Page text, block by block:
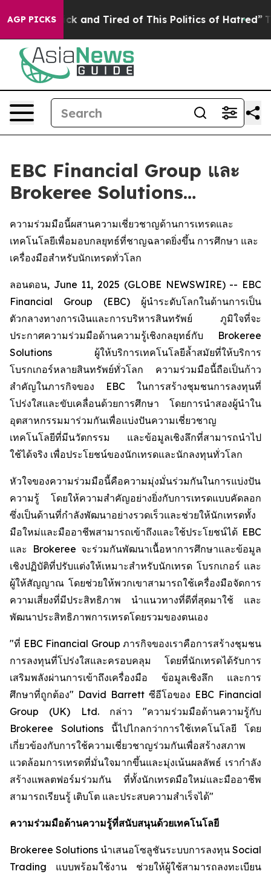
AGP PICKS
Sick and Tired of This Politics of Hatred” The
EBC Financial Group และ
Brokeree Solutions…
ความร่วมมือนี้ผสานความเชี่ยวชาญด้านการเทรดและ
เทคโนโลยีเพื่อมอบกลยุทธ์ที่ชาญฉลาดยิ่งขึ้น การศึกษา และ
เครื่องมือสำหรับนักเทรดทั่วโลก
ลอนดอน, June 11, 2025 (GLOBE NEWSWIRE) -- EBC
Financial Group (EBC) ผู้นำระดับโลกในด้านการเป็น
ตัวกลางทางการเงินและการบริหารสินทรัพย์ ภูมิใจที่จะ
ประกาศความร่วมมือด้านความรู้เชิงกลยุทธ์กับ Brokeree
Solutions ผู้ให้บริการเทคโนโลยีล้ำสมัยที่ให้บริการ
โบรกเกอร์หลายสินทรัพย์ทั่วโลก ความร่วมมือนี้ถือเป็นก้าว
สำคัญในภารกิจของ EBC ในการสร้างชุมชนการลงทุนที่
โปร่งใสและขับเคลื่อนด้วยการศึกษา โดยการนำสองผู้นำใน
อุตสาหกรรมมาร่วมกันเพื่อแบ่งปันความเชี่ยวชาญ
เทคโนโลยีที่มีนวัตกรรม และข้อมูลเชิงลึกที่สามารถนำไป
ใช้ได้จริง เพื่อประโยชน์ของนักเทรดและนักลงทุนทั่วโลก
หัวใจของความร่วมมือนี้คือความมุ่งมั่นร่วมกันในการแบ่งปัน
ความรู้ โดยให้ความสำคัญอย่างยิ่งกับการเทรดแบบคัดลอก
ซึ่งเป็นด้านที่กำลังพัฒนาอย่างรวดเร็วและช่วยให้นักเทรดทั้ง
มือใหม่และมืออาชีพสามารถเข้าถึงและใช้ประโยชน์ได้ EBC
และ Brokeree จะร่วมกันพัฒนาเนื้อหาการศึกษาและข้อมูล
เชิงปฏิบัติที่ปรับแต่งให้เหมาะสำหรับนักเทรด โบรกเกอร์ และ
ผู้ให้สัญญาณ โดยช่วยให้พวกเขาสามารถใช้เครื่องมือจัดการ
ความเสี่ยงที่มีประสิทธิภาพ นำแนวทางที่ดีที่สุดมาใช้ และ
พัฒนาประสิทธิภาพการเทรดโดยรวมของตนเอง
"ที่ EBC Financial Group ภารกิจของเราคือการสร้างชุมชน
การลงทุนที่โปร่งใสและครอบคลุม โดยที่นักเทรดได้รับการ
เสริมพลังผ่านการเข้าถึงเครื่องมือ ข้อมูลเชิงลึก และการ
ศึกษาที่ถูกต้อง" David Barrett ซีอีโอของ EBC Financial
Group (UK) Ltd. กล่าว "ความร่วมมือด้านความรู้กับ
Brokeree Solutions นี้ไปไกลกว่าการใช้เทคโนโลยี โดย
เกี่ยวข้องกับการใช้ความเชี่ยวชาญร่วมกันเพื่อสร้างสภาพ
แวดล้อมการเทรดที่มั่นใจมากขึ้นและมุ่งเน้นผลลัพธ์ เรากำลัง
สร้างแพลตฟอร์มร่วมกัน ที่ทั้งนักเทรดมือใหม่และมืออาชีพ
สามารถเรียนรู้ เติบโต และประสบความสำเร็จได้"
ความร่วมมือด้านความรู้ที่สนับสนุนด้วยเทคโนโลยี
Brokeree Solutions นำเสนอโซลูชันระบบการลงทุน Social
Trading แบบพร้อมใช้งาน ช่วยให้ผู้ใช้สามารถลงทะเบียน